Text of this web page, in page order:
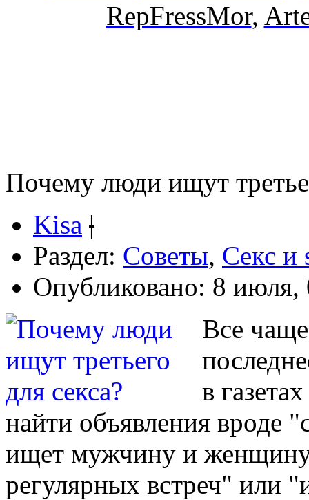
RepFressMor,
Почему люди ищут
Kisa |
Раздел: Советы, Секс и
Опубликовано: 8 июля,
Все
в
найти объявления вроде
ищет мужчину и
регулярных встреч" или